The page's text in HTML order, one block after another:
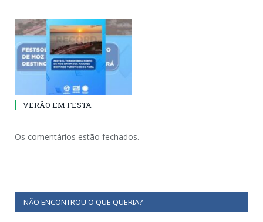
VERÃO EM FESTA
Os comentários estão fechados.
NÃO ENCONTROU O QUE QUERIA?